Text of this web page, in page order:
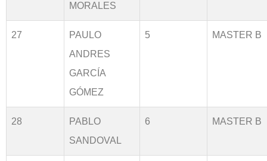
MORALES
27
PAULO
ANDRES
GARCÍA
GÓMEZ
5 MASTER B
28
PABLO
SANDOVAL
6 MASTER B